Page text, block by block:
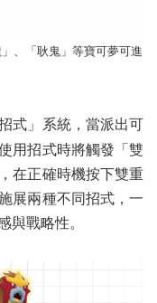
、「耿鬼」等寶可夢可進
式」系統，當派出可
用招式時將觸發「雙
在正確時機按下雙重
展兩種不同招式，一
與戰略性。